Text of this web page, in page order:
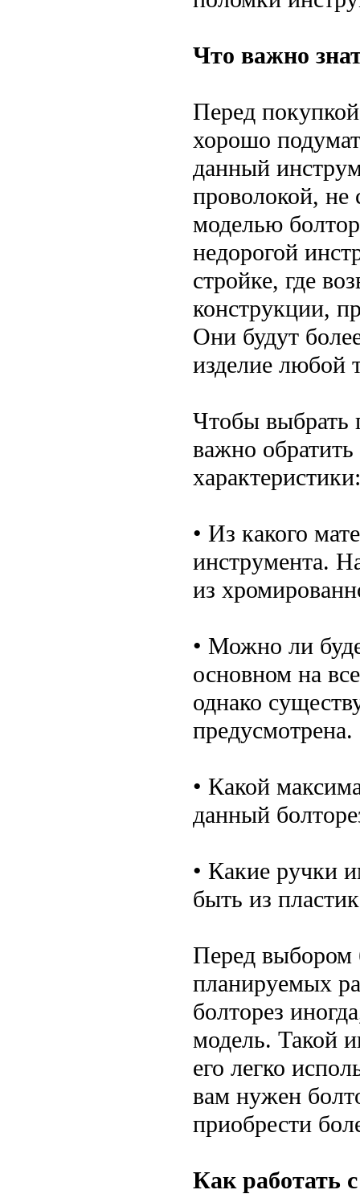
Что важно
Перед
хорошо
данный
проволокой, не
моделью
недорогой
стройке, где
конструкции,
Они будут
изделие любой
Чтобы выбрать
важно
характеристики:
• Из какого
инструмента.
из
• Можно ли
основном на
однако
предусмотрена.
• Какой
данный
• Какие ручки
быть из
Перед выбором
планируемых
болторез
модель. Такой
его легко
вам нужен
приобрести
Как работать